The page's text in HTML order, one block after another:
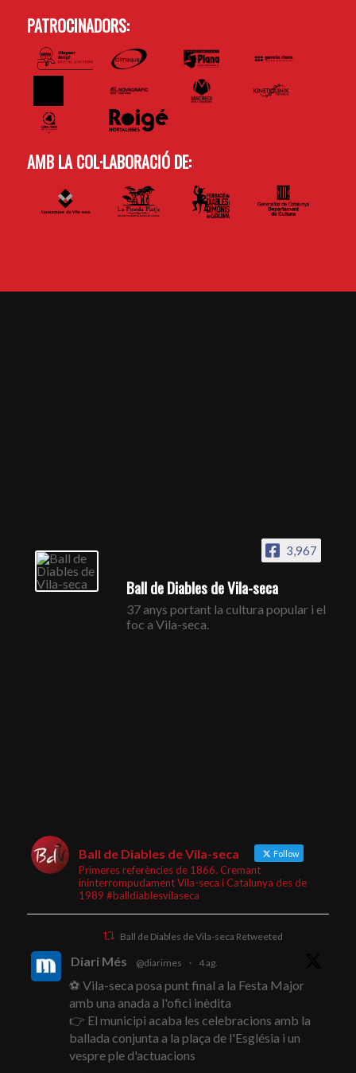
PATROCINADORS:
AMB LA COL·LABORACIÓ DE:
3,967
Ball de Diables de Vila-seca
37 anys portant la cultura popular i el
foc a Vila-seca.
Ball de Diables de Vila-seca Follow
Primeres referències de 1866. Cremant
ininterrompudament Vila-seca i Catalunya des de
1989 #balldiablesvilaseca
Ball de Diables de Vila-seca Retweeted
Diari Més @diarimes · 4 ag.
⚽ Vila-seca posa punt final a la Festa Major
amb una anada a l'ofici inèdita
👉 El municipi acaba les celebracions amb la
ballada conjunta a la plaça de l'Església i un
vespre ple d'actuacions